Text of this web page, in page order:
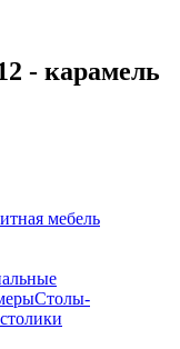
- карамель
мебель
Столы-